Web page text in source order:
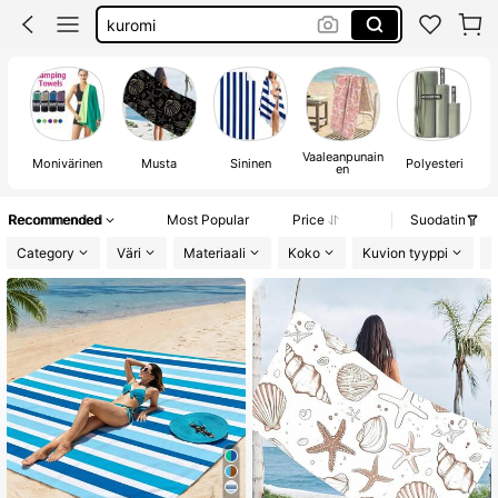
lamine yamal
beach towel
Monivärinen Musta Sininen Vaaleanpunain
en Polyesteri
Recommended Most Popular Price
Suodatin
Category
Väri Materiaali Koko Kuvion tyyppi